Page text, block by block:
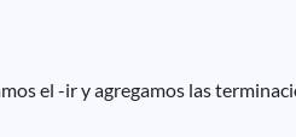
el -ir y agregamos las